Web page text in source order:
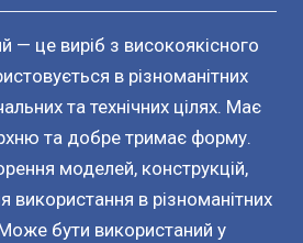
— це виріб з високоякісного
в різноманітних
та технічних цілях. Має
та добре тримає форму.
моделей, конструкцій,
використання в різноманітних
бути використаний у